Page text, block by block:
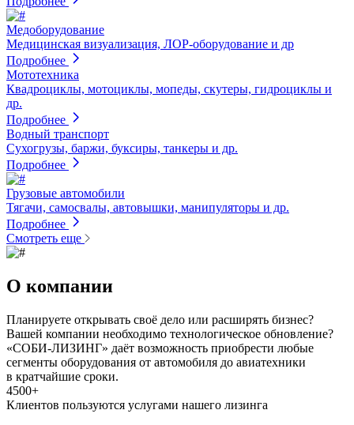
Медоборудование
Медицинская визуализация, ЛОР-оборудование и др
Подробнее
Мототехника
Квадроциклы, мотоциклы, мопеды, скутеры, гидроциклы и
др.
Подробнее
Водный транспорт
Сухогрузы, баржи, буксиры, танкеры и др.
Подробнее
Грузовые автомобили
Тягачи, самосвалы, автовышки, манипуляторы и др.
Подробнее
Смотреть еще
О компании
Планируете открывать своё дело или расширять бизнес?
Вашей компании необходимо технологическое обновление?
«СОБИ-ЛИЗИНГ» даёт возможность приобрести любые
сегменты оборудования от автомобиля до авиатехники
в кратчайшие сроки.
4500+
Клиентов пользуются услугами нашего лизинга